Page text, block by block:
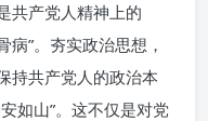
共产党人精神上的
病”。夯实政治思想，
持共产党人的政治本
如山”。这不仅是对党